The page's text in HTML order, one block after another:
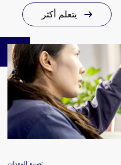
يتعلم أكثر